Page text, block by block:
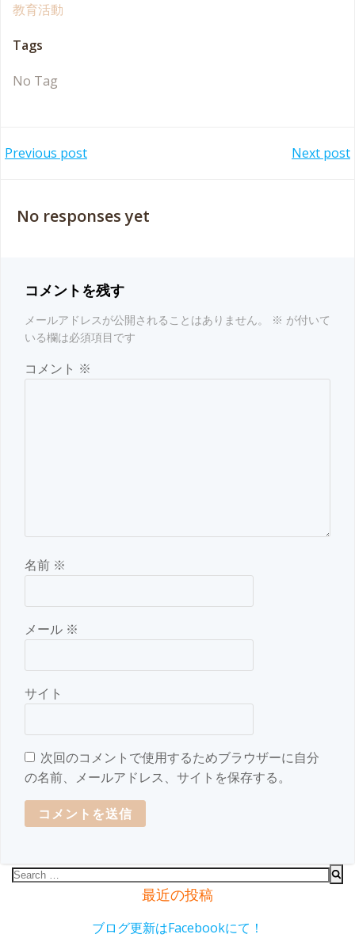
教育活動
Tags
No Tag
Post
navigation
Previous post Next post
No responses yet
コメントを残す
メールアドレスが公開されることはありません。 ※ が付いて
いる欄は必須項目です
コメント ※
名前 ※
メール ※
サイト
次回のコメントで使用するためブラウザーに自分
の名前、メールアドレス、サイトを保存する。
Search
最近の投稿
ブログ更新はFacebookにて！